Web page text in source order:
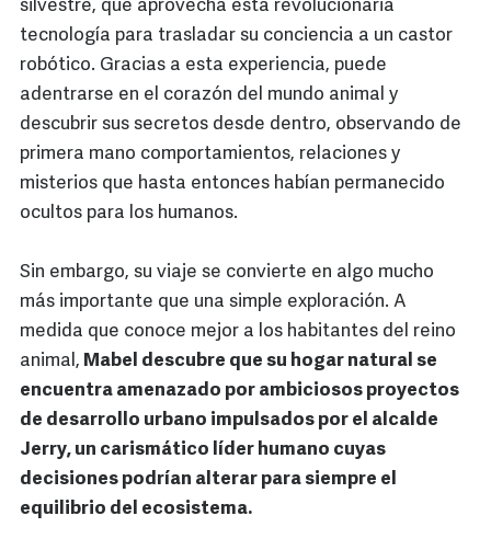
silvestre, que aprovecha esta revolucionaria
tecnología para trasladar su conciencia a un castor
robótico. Gracias a esta experiencia, puede
adentrarse en el corazón del mundo animal y
descubrir sus secretos desde dentro, observando de
primera mano comportamientos, relaciones y
misterios que hasta entonces habían permanecido
ocultos para los humanos.
Sin embargo, su viaje se convierte en algo mucho
más importante que una simple exploración. A
medida que conoce mejor a los habitantes del reino
animal, Mabel descubre que su hogar natural se
encuentra amenazado por ambiciosos proyectos
de desarrollo urbano impulsados por el alcalde
Jerry, un carismático líder humano cuyas
decisiones podrían alterar para siempre el
equilibrio del ecosistema.